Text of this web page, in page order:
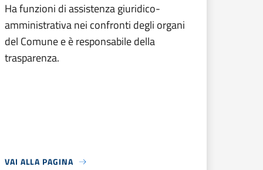
Ha funzioni di assistenza giuridico-
amministrativa nei confronti degli organi
del Comune e è responsabile della
trasparenza.
VAI ALLA PAGINA